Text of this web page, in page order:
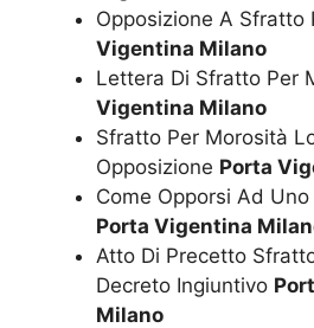
Opposizione A Sfratto
Vigentina Milano
Lettera Di Sfratto Per
Vigentina Milano
Sfratto Per Morosità
Opposizione Porta
Come Opporsi Ad
Porta Vigentina
Atto Di Precetto
Decreto Ingiuntivo
Milano